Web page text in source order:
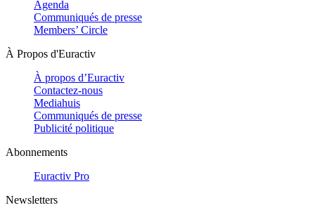
Agenda
Communiqués de presse
Members’ Circle
À Propos d'Euractiv
À propos d’Euractiv
Contactez-nous
Mediahuis
Communiqués de presse
Publicité politique
Abonnements
Euractiv Pro
Newsletters